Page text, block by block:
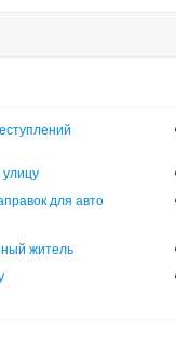
для авто
житель